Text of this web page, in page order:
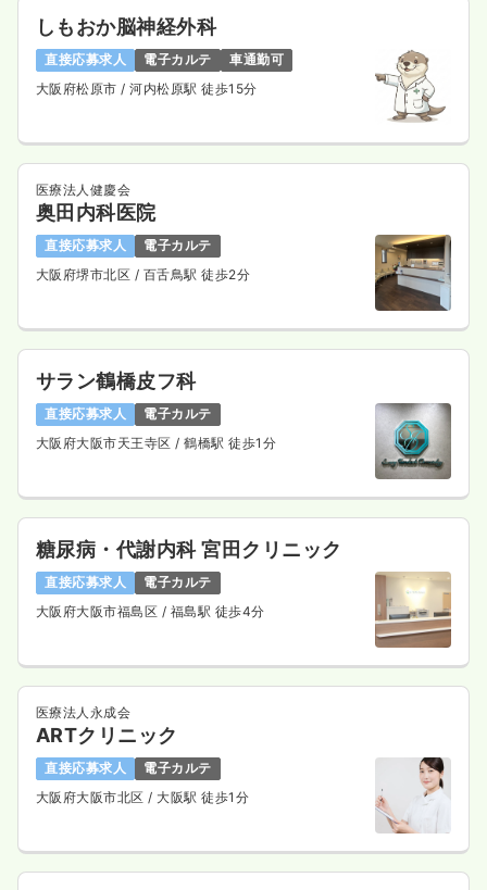
しもおか脳神経外科
直接応募求人 電子カルテ
車通勤可
大阪府松原市 / 河内松原駅 徒歩15分
医療法人健慶会
奥田内科医院
直接応募求人
電子カルテ
大阪府堺市北区 / 百舌鳥駅 徒歩2分
サラン鶴橋皮フ科
直接応募求人
電子カルテ
大阪府大阪市天王寺区 / 鶴橋駅 徒歩1分
糖尿病・代謝内科 宮田クリニック
直接応募求人
電子カルテ
大阪府大阪市福島区 / 福島駅 徒歩4分
医療法人永成会
ARTクリニック
直接応募求人
電子カルテ
大阪府大阪市北区 / 大阪駅 徒歩1分